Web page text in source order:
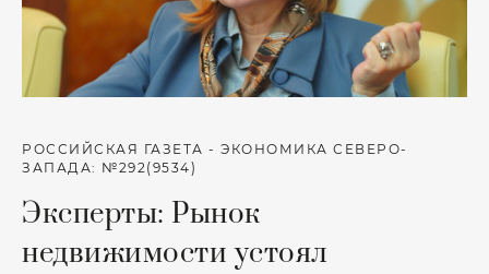
РОССИЙСКАЯ ГАЗЕТА - ЭКОНОМИКА СЕВЕРО-
ЗАПАДА: №292(9534)
Эксперты: Рынок
недвижимости устоял